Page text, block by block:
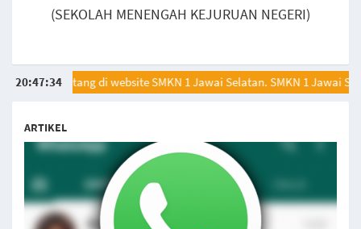
(SEKOLAH MENENGAH KEJURUAN NEGERI)
20:47:35
datang di website SMKN 1 Jawai Selatan. SMKN 1 Jawai
ARTIKEL